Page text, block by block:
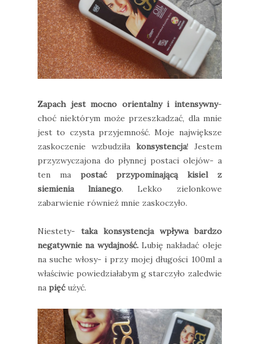
Zapach jest mocno orientalny i intensywny-
choć niektórym może przeszkadzać, dla mnie
jest to czysta przyjemność. Moje największe
zaskoczenie wzbudziła konsystencja! Jestem
przyzwyczajona do płynnej postaci olejów- a
ten ma postać przypominającą kisiel z
siemienia lnianego. Lekko zielonkowe
zabarwienie również mnie zaskoczyło.
Niestety- taka konsystencja wpływa bardzo
negatywnie na wydajność.Lubię nakładać oleje
na suche włosy- i przy mojej długości 100ml a
właściwie powiedziałabym g starczyło zaledwie
na pięćużyć.